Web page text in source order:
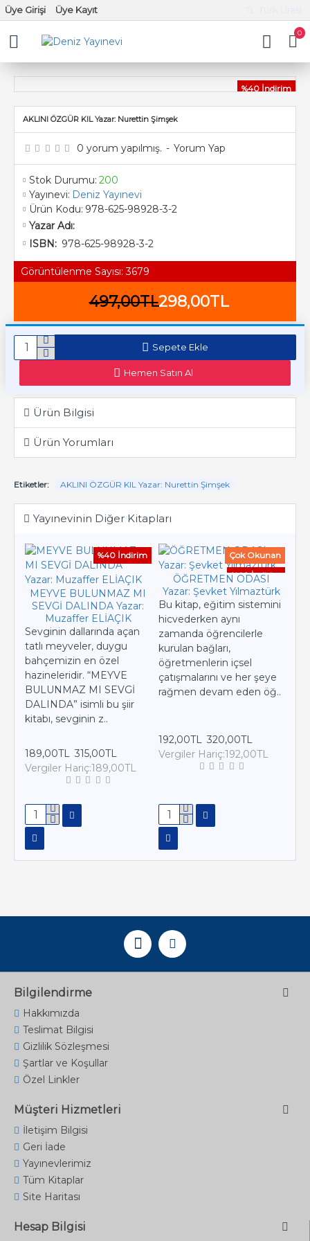
Üye Girişi Üye Kayıt
0
%40 İndirim
AKLINI ÖZGÜR KIL Yazar: Nurettin Şimşek
Stok Durumu: 200
Yayınevi: Deniz Yayınevi
Ürün Kodu: 978-625-98928-3-2
Yazar Adı:
ISBN: 978-625-98928-3-2
Görüntülenme Sayısı: 3679
0 yorum yapılmış. - Yorum Yap
298,00TL
497,00TL
Sepete Ekle
Hemen Satın Al
Ürün Bilgisi
Ürün Yorumları
Etiketler: AKLINI ÖZGÜR KIL Yazar: Nurettin Şimşek
Yayınevinin Diğer Kitapları
%40 İndirim
MEYVE BULUNMAZ MI
SEVGİ DALINDA Yazar:
Muzaffer ELİAÇIK
Sevginin dallarında açan
tatlı meyveler, duygu
bahçemizin en özel
hazineleridir. “MEYVE
BULUNMAZ MI SEVGİ
DALINDA” isimli bu şiir
kitabı, sevginin z..
189,00TL
315,00TL
Vergiler Hariç:189,00TL
Çok Okunan
%40 İndirim
ÖĞRETMEN ODASI
Yazar: Şevket Yılmaztürk
Bu kitap, eğitim sistemini
hicvederken aynı
zamanda öğrencilerle
kurulan bağları,
öğretmenlerin içsel
çatışmalarını ve her şeye
rağmen devam eden öğ..
192,00TL 320,00TL
Vergiler Hariç:192,00TL
Bilgilendirme
Hakkımızda
Teslimat Bilgisi
Gizlilik Sözleşmesi
Şartlar ve Koşullar
Özel Linkler
Müşteri Hizmetleri
İletişim Bilgisi
Geri İade
Yayınevlerimiz
Tüm Kitaplar
Site Haritası
Hesap Bilgisi